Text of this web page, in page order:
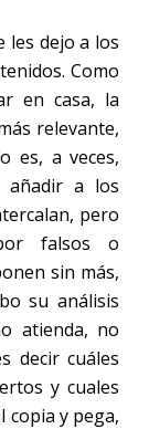
les dejo a los
Como
en casa, la
relevante,
es, a veces,
añadir a los
pero
falsos o
sin más,
su análisis
atienda, no
decir cuáles
y cuales
copia y pega,